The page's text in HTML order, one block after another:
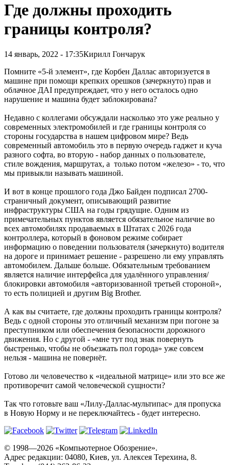
Где должны проходить
границы контроля?
14 январь, 2022 - 17:35Кирилл Гончарук
Помните «5-й элемент», где Корбен Даллас авторизуется в
машине при помощи крепких орешков (зачеркнуто) прав и
облачное ДАI предупреждает, что у него осталось одно
нарушение и машина будет заблокирована?
Недавно с коллегами обсуждали насколько это уже реально у
современных электромобилей и где границы контроля со
стороны государства в нашем цифровом мире? Ведь
современный автомобиль это в первую очередь гаджет и куча
разного софта, во вторую - набор данных о пользователе,
стиле вождения, маршрутах, а только потом «железо» - то, что
мы привыкли называть машиной.
И вот в конце прошлого года Джо Байден подписал 2700-
страничный документ, описывающий развитие
инфраструктуры США на годы грядущие. Одним из
примечательных пунктов является обязательное наличие во
всех автомобилях продаваемых в Штатах с 2026 года
контроллера, который в фоновом режиме собирает
информацию о поведении пользователя (зачеркнуто) водителя
на дороге и принимает решение - разрешено ли ему управлять
автомобилем. Дальше больше. Обязательным требованием
является наличие интерфейса для удалённого управления/
блокировки автомобиля «авторизованной третьей стороной»,
то есть полицией и другим Big Brother.
А как вы считаете, где должны проходить границы контроля?
Ведь с одной стороны это отличный механизм при погоне за
преступником или обеспечения безопасности дорожного
движения. Но с другой - «мне тут под знак повернуть
быстренько, чтобы не объезжать пол города» уже совсем
нельзя - машина не повернёт.
Готово ли человечество к «идеальной матрице» или это все же
противоречит самой человеческой сущности?
Так что готовьте ваш «Лилу-Даллас-мультипас» для пропуска
в Новую Норму и не переключайтесь - будет интересно.
© 1998—2026 «Компьютерное Обозрение».
Адрес редакции: 04080, Киев, ул. Алексея Терехина, 8.